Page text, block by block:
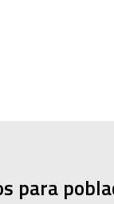
para